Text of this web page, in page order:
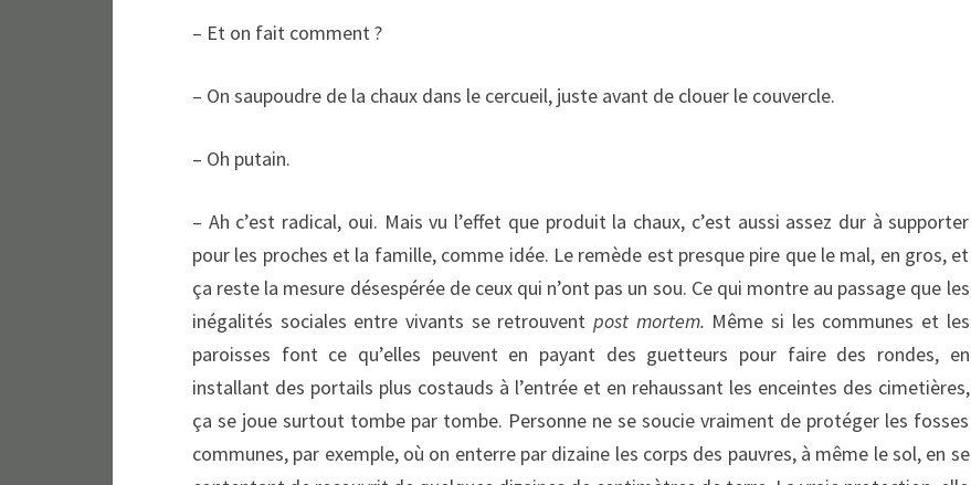
– Et on fait comment ?
– On saupoudre de la chaux dans le cercueil, juste avant de clouer le couvercle.
– Oh putain.
– Ah c’est radical, oui. Mais vu l’effet que produit la chaux, c’est aussi assez dur à supporter
pour les proches et la famille, comme idée. Le remède est presque pire que le mal, en gros, et
ça reste la mesure désespérée de ceux qui n’ont pas un sou. Ce qui montre au passage que les
inégalités sociales entre vivants se retrouvent post mortem. Même si les communes et les
paroisses font ce qu’elles peuvent en payant des guetteurs pour faire des rondes, en
installant des portails plus costauds à l’entrée et en rehaussant les enceintes des cimetières,
ça se joue surtout tombe par tombe. Personne ne se soucie vraiment de protéger les fosses
communes, par exemple, où on enterre par dizaine les corps des pauvres, à même le sol, en se